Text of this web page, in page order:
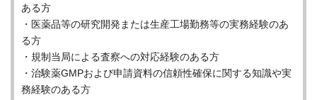
ある方
・医薬品等の研究開発または生産工場勤務等の実務経験のあ
る方
・規制当局による査察への対応経験のある方
・治験薬GMPおよび申請資料の信頼性確保に関する知識や実
務経験のある方